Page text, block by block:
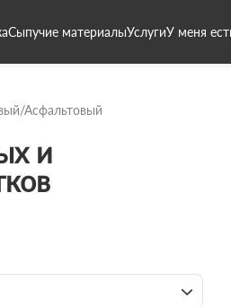
Сыпучие материалыУслугиУ меня
Асфальтовый
и